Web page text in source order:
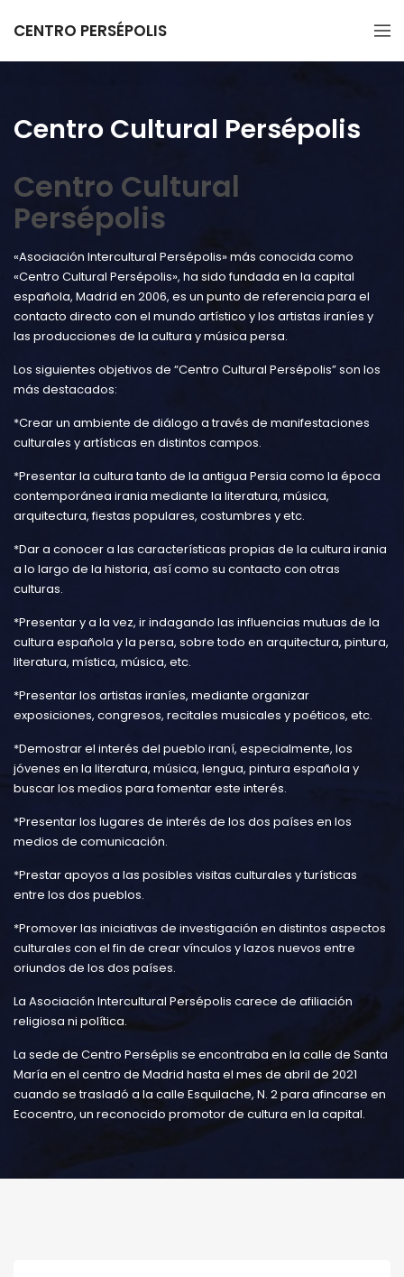
CENTRO PERSÉPOLIS
Centro Cultural Persépolis
Centro Cultural
Persépolis
«Asociación Intercultural Persépolis» más conocida como
«Centro Cultural Persépolis», ha sido fundada en la capital
española, Madrid en 2006, es un punto de referencia para el
contacto directo con el mundo artístico y los artistas iraníes y
las producciones de la cultura y música persa.
Los siguientes objetivos de “Centro Cultural Persépolis” son los
más destacados:
*Crear un ambiente de diálogo a través de manifestaciones
culturales y artísticas en distintos campos.
*Presentar la cultura tanto de la antigua Persia como la época
contemporánea irania mediante la literatura, música,
arquitectura, fiestas populares, costumbres y etc.
*Dar a conocer a las características propias de la cultura irania
a lo largo de la historia, así como su contacto con otras
culturas.
*Presentar y a la vez, ir indagando las influencias mutuas de la
cultura española y la persa, sobre todo en arquitectura, pintura,
literatura, mística, música, etc.
*Presentar los artistas iraníes, mediante organizar
exposiciones, congresos, recitales musicales y poéticos, etc.
*Demostrar el interés del pueblo iraní, especialmente, los
jóvenes en la literatura, música, lengua, pintura española y
buscar los medios para fomentar este interés.
*Presentar los lugares de interés de los dos países en los
medios de comunicación.
*Prestar apoyos a las posibles visitas culturales y turísticas
entre los dos pueblos.
*Promover las iniciativas de investigación en distintos aspectos
culturales con el fin de crear vínculos y lazos nuevos entre
oriundos de los dos países.
La Asociación Intercultural Persépolis carece de afiliación
religiosa ni política.
La sede de Centro Perséplis se encontraba en la calle de Santa
María en el centro de Madrid hasta el mes de abril de 2021
cuando se trasladó a la calle Esquilache, N. 2 para afincarse en
Ecocentro, un reconocido promotor de cultura en la capital.